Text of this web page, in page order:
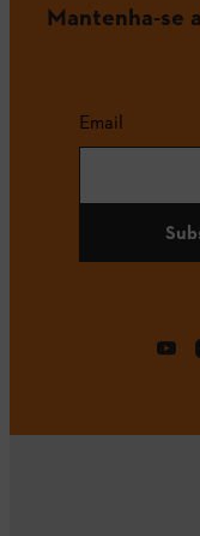
Mantenha-se
Email